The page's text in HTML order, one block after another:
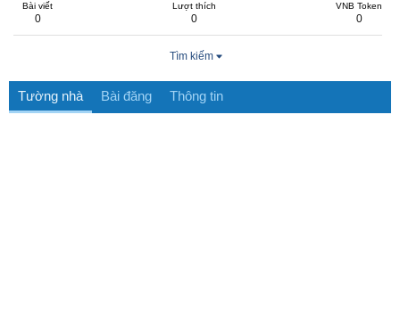
Bài viết
0
Lượt thích
0
VNB Token
0
Tìm kiếm
Tường nhà Bài đăng Thông tin